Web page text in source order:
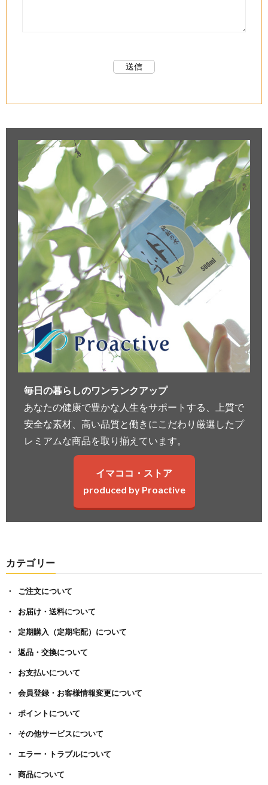
毎日の暮らしのワンランクアップ
あなたの健康で豊かな人生をサポートする、上質で
安全な素材、高い品質と働きにこだわり厳選したプ
レミアムな商品を取り揃えています。
イマココ・ストア
produced by Proactive
カテゴリー
ご注文について
お届け・送料について
定期購入（定期宅配）について
返品・交換について
お支払いについて
会員登録・お客様情報変更について
ポイントについて
その他サービスについて
エラー・トラブルについて
商品について